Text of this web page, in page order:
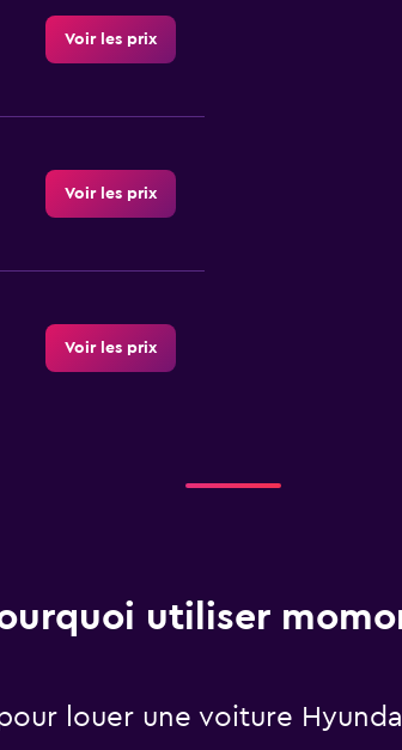
Voir les prix
Voir les prix
Voir les prix
Voir les prix
utiliser
louer une voiture